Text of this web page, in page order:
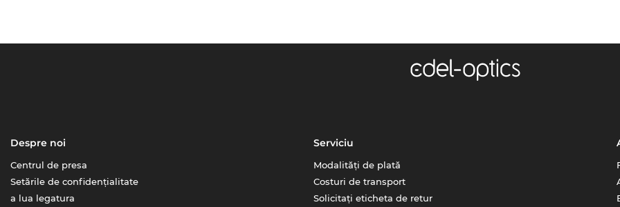
Despre noi
Centrul de presa
Setările de confidențialitate
a lua legatura
Serviciu
Modalități de plată
Costuri de transport
Solicitați eticheta de retur